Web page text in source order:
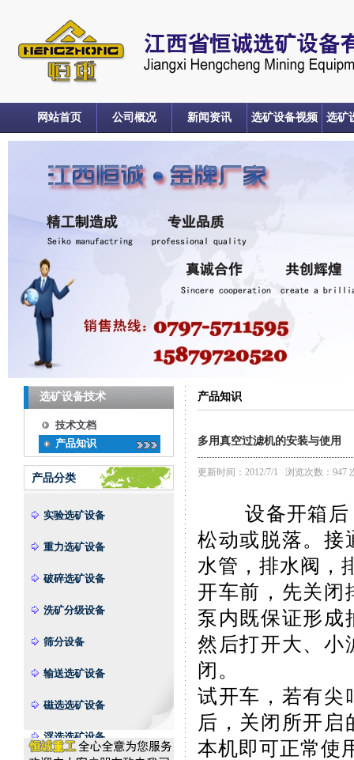
网站首页 公司概况 新闻资讯 选矿设备视频 选矿
选矿设备技术
技术文档
产品知识
产品分类
实验选矿设备
重力选矿设备
破碎选矿设备
洗矿分级设备
筛分设备
输送选矿设备
磁选选矿设备
浮选选矿设备
产品知识
多用真空过滤机的安装与使用
更新时间：2012/7/1 浏览次数： 947
设备开箱后，
松动或脱落。接
水管，排水阀，
开车前，先关闭
泵内既保证形成
然后打开大、小
闭。
试开车，若有尖
后，关闭所开启
本机即可正常使